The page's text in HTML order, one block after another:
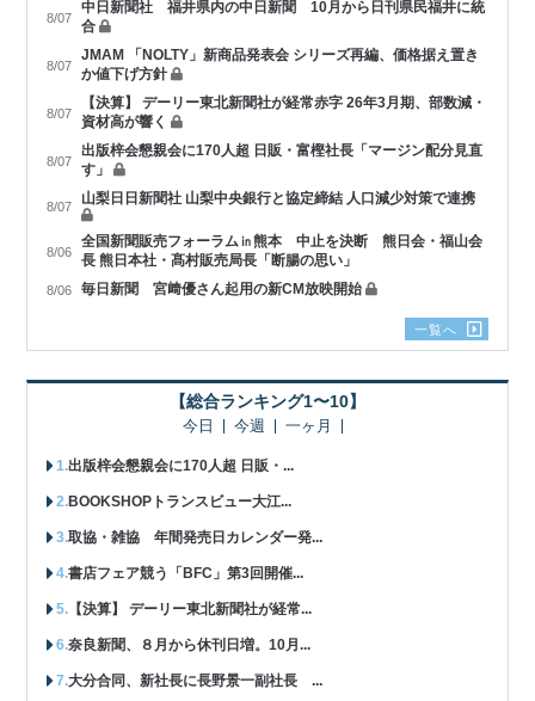
8/07
中日新聞社 福井県内の中日新聞 10月から日刊県民福井に統
合
8/07
JMAM 「NOLTY」新商品発表会 シリーズ再編、価格据え置き
か値下げ方針
8/07
【決算】 デーリー東北新聞社が経常赤字 26年3月期、部数減・
資材高が響く
8/07
出版梓会懇親会に170人超 日販・富樫社長「マージン配分見直
す」
8/07 山梨日日新聞社 山梨中央銀行と協定締結 人口減少対策で連携
8/06
全国新聞販売フォーラム㏌熊本 中止を決断 熊日会・福山会
長 熊日本社・髙村販売局長「断腸の思い」
8/06 毎日新聞 宮﨑優さん起用の新CM放映開始
一覧へ
【総合ランキング1〜10】
今日 今週 一ヶ月
出版梓会懇親会に170人超 日販・...
BOOKSHOPトランスビュー大江...
取協・雑協 年間発売日カレンダー発...
書店フェア競う「BFC」第3回開催...
【決算】 デーリー東北新聞社が経常...
奈良新聞、８月から休刊日増。10月...
大分合同、新社長に長野景一副社長 ...